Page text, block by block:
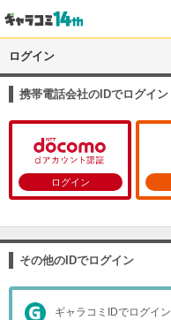
ログイン
携帯電話会社のIDでログイン
ログイン
その他のIDでログイン
ギャラコミIDでログイン